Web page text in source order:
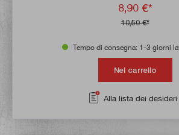
8,90 €*
10,50 €*
Tempo di consegna: 1-3 giorni
Nel carrello
Alla lista dei desideri